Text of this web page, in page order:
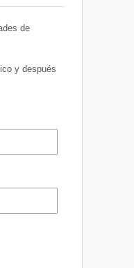
de
y después